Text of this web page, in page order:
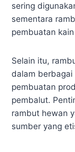
sering
sementara
pembuatan
Selain itu,
dalam
pembuatan
pembalut.
rambut hewan
sumber yang